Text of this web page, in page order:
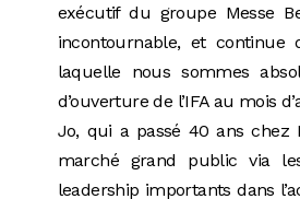
exécutif du groupe Messe
incontournable, et continue
laquelle nous sommes
d’ouverture de l’IFA au mois
Jo, qui a passé 40 ans
marché grand public via
leadership importants dans